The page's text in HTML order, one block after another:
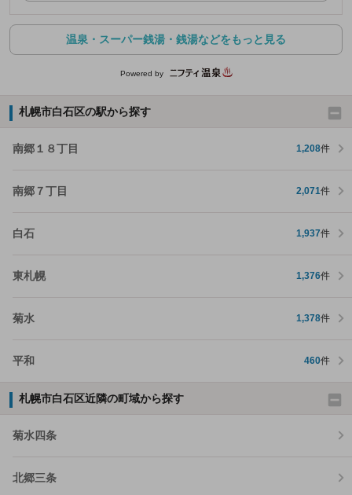
温泉・スーパー銭湯・銭湯などをもっと見る
Powered by
札幌市白石区の駅から探す
南郷１８丁目 1,208件
南郷７丁目 2,071件
白石 1,937件
東札幌 1,376件
菊水 1,378件
平和 460件
札幌市白石区近隣の町域から探す
菊水四条
北郷三条